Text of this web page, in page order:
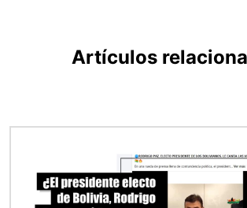
Artículos